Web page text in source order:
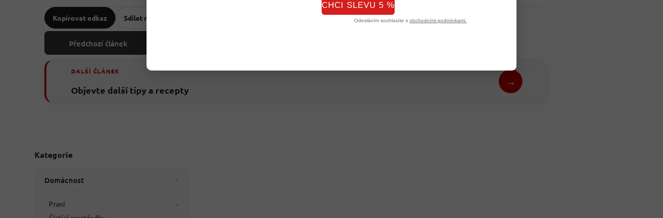
Kategorie
Domácnost
Praní
Kopírovat odkaz Sdílet na Facebooku
Předchozí článek
DALŠÍ ČLÁNEK
Objevte další tipy a recepty
→
CHCI SLEVU 5 %
Odesláním souhlasíte s obchodními podmínkami.